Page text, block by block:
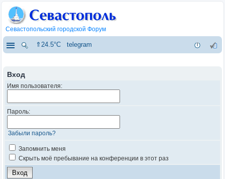
Севастопольский городской Форум
⇑24.5°C telegram
Вход
Имя пользователя:
Пароль:
Забыли пароль?
Запомнить меня
Скрыть моё пребывание на конференции в этот раз